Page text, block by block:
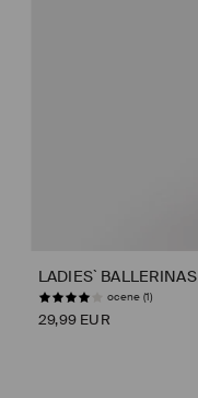
LADIES` BALLERINAS
ocene (1)
29,99 EUR